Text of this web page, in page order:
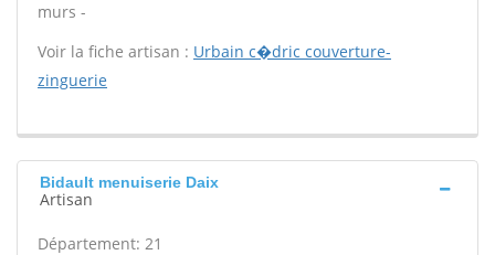
murs -
Voir la fiche artisan : Urbain c�dric couverture-
zinguerie
Bidault menuiserie Daix
Artisan
Département: 21